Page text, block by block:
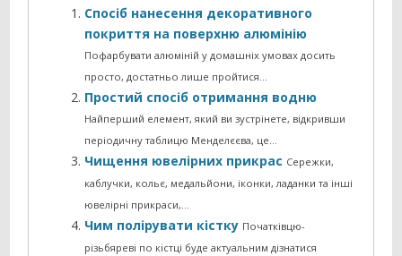
Спосіб нанесення декоративного
покриття на поверхню алюмінію
Пофарбувати алюміній у домашніх умовах досить
просто, достатньо лише пройтися…
Простий спосіб отримання водню
Найперший елемент, який ви зустрінете, відкривши
періодичну таблицю Менделєєва, це…
Чищення ювелірних прикрас Сережки,
каблучки, кольє, медальйони, іконки, ладанки та інші
ювелірні прикраси,…
Чим полірувати кістку Початківцю-
різьбяреві по кістці буде актуальним дізнатися